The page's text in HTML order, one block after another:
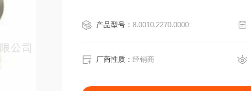
总线型ProfibusDP.DeviceNet.CAN理‘
产品型号：8.0010.2270.0000
厂商性质：经销商